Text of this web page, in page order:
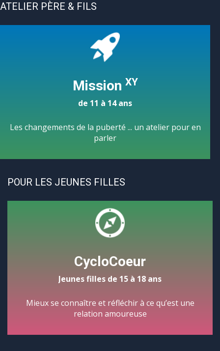
ATELIER PÈRE & FILS
Mission XY
de 11 à 14 ans
Les changements de la puberté ... un atelier pour en
parler
POUR LES JEUNES FILLES
CycloCoeur
Jeunes filles de 15 à 18 ans
Mieux se connaître et réfléchir à ce qu’est une
relation amoureuse